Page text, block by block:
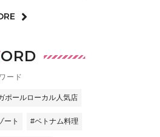
ORD
ード
ポールローカル人気店
ート #ベトナム料理